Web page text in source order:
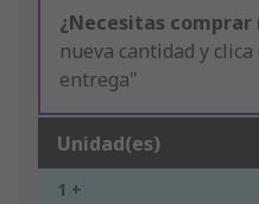
¿Necesitas comprar
nueva cantidad y
entrega"
Unidad(es)
1 +